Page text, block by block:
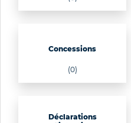
Concessions
(0)
Déclarations